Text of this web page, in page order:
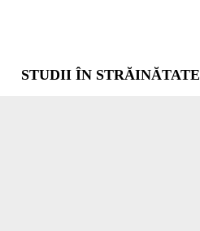
STUDII ÎN STRĂINĂTATE